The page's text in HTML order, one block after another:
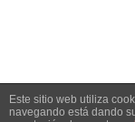
Este sitio web utiliza
navegando está dando